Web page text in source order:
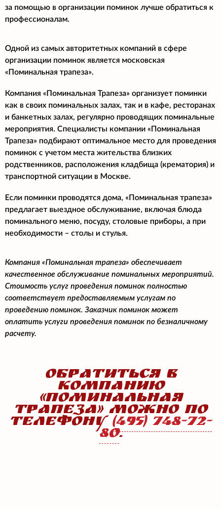
за помощью в организации поминок лучше обратиться к
профессионалам.
Одной из самых авторитетных компаний в сфере
организации поминок является московская
«Поминальная трапеза».
Компания «Поминальная Трапеза» организует поминки
как в своих поминальных залах, так и в кафе, ресторанах
и банкетных залах, регулярно проводящих поминальные
мероприятия. Специалисты компании «Поминальная
Трапеза» подбирают оптимальное место для проведения
поминок с учетом места жительства близких
родственников, расположения кладбища (крематория) и
транспортной ситуации в Москве.
Если поминки проводятся дома, «Поминальная трапеза»
предлагает выездное обслуживание, включая блюда
поминального меню, посуду, столовые приборы, а при
необходимости – столы и стулья.
Компания «Поминальная трапеза» обеспечивает
качественное обслуживание поминальных мероприятий.
Стоимость услуг проведения поминок полностью
соответствует предоставляемым услугам по
проведению поминок. Заказчик поминок может
оплатить услуги проведения поминок по безналичному
расчету.
ОБРАТИТЬСЯ В
КОМПАНИЮ
«ПОМИНАЛЬНАЯ
ТРАПЕЗА» МОЖНО ПО
ТЕЛЕФОНУ (495)748-72-
80.